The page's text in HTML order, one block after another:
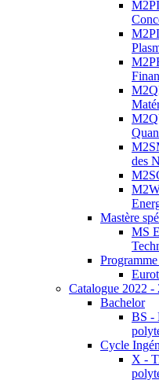
des
Mastère
MS
Catalogue 2022 -
Bachelor
BS -
Cycle
X -